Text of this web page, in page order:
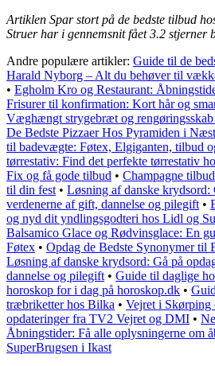
Artiklen Spar stort på de bedste tilbud
Struer har i gennemsnit fået3.2 stjerner
Andre populære artikler: Guide til de
Harald Nyborg – Alt du behøver til
• Egholm Kro og Restaurant:
Frisurer til konfirmation: Kort hår og
Væghængt strygebræt og rengøringsskab
De Bedste Pizzaer Hos Pyramiden i
til badevægte: Føtex, Elgiganten, tilbud
tørrestativ: Find det perfekte tørrestativ
Fix og få gode tilbud • Champagne
til din fest • Løsning af danske krydsord:
verdenerne af gift, dannelse og pilegift •
og nyd dit yndlingsgodteri hos Lidl og
Balsamico Glace og Rødvinsglace: En
Føtex • Opdag de Bedste Synonymer til
Løsning af danske krydsord: Gå på
dannelse og pilegift • Guide til daglige
horoskop for i dag på horoskop.dk •
træbriketter hos Bilka • Vejret i
opdateringer fra TV2 Vejret og DMI •
Åbningstider: Få alle oplysningerne om
SuperBrugsen i Ikast